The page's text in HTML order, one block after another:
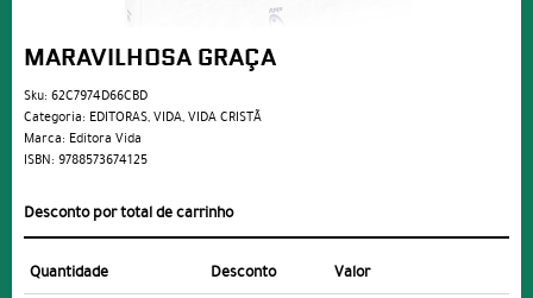
MARAVILHOSA GRAÇA
Sku: 62C7974D66CBD
Categoria: EDITORAS,VIDA,VIDA CRISTÃ
Marca: Editora Vida
ISBN: 9788573674125
Desconto por total de carrinho
Quantidade Desconto
Valor